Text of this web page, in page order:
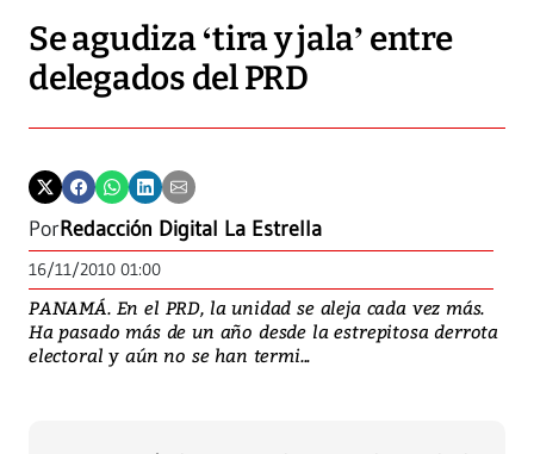
Se agudiza ‘tira y jala’ entre
delegados del PRD
PorRedacción Digital La Estrella
16/11/2010 01:00
PANAMÁ. En el PRD, la unidad se aleja cada vez más.
Ha pasado más de un año desde la estrepitosa derrota
electoral y aún no se han termi...